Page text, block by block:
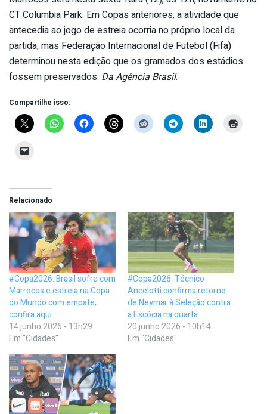
CT Columbia Park. Em Copas anteriores, a atividade que
antecedia ao jogo de estreia ocorria no próprio local da
partida, mas Federação Internacional de Futebol (Fifa)
determinou nesta edição que os gramados dos estádios
fossem preservados. Da Agência Brasil.
Compartilhe isso:
Relacionado
#Copa2026: Brasil sofre com
Marrocos e estreia na Copa
do Mundo com empate;
confira aqui
14 junho 2026 - 13h29
Em "Cidades"
#Copa2026: Técnico
Ancelotti confirma retorno
de Neymar à Seleção contra
a Escócia na quarta
20 junho 2026 - 10h14
Em "Cidades"